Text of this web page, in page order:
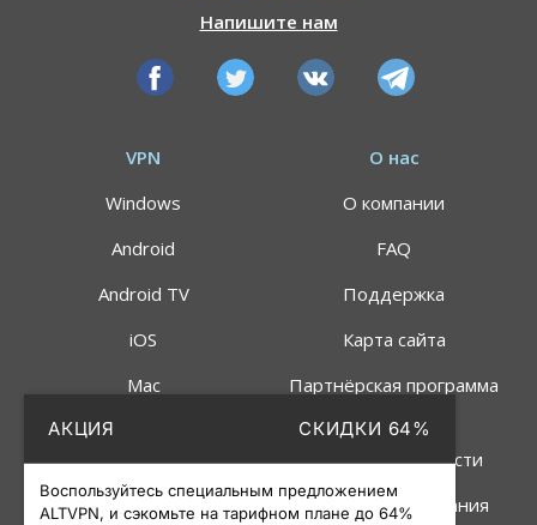
АКЦИЯ СКИДКИ 64%
Воспользуйтесь специальным предложением
ALTVPN, и сэкомьте на тарифном плане до 64%
Напишите нам
VPN
Windows
Android
Android TV
iOS
Mac
О нас
О компании
FAQ
Поддержка
Карта сайта
Партнёрская программа
Политика
конфиденциальности
Правила пользования